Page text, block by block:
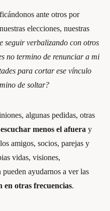
ante otros por
elecciones, nuestras
seguir verbalizando con otros
no termino de renunciar a mi
para cortar ese vínculo
de soltar?
algunas pedidas, otras
menos el afuera y
amigos, socios, parejas y
vidas, visiones,
ayudarnos a ver las
en otras frecuencias.